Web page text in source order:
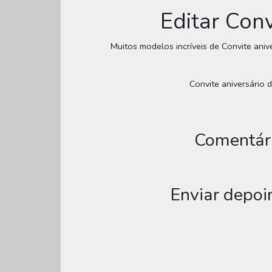
Editar
Muitos modelos incríveis de Convite
Convite aniversário
Enviar